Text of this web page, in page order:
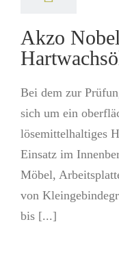
Akzo
Bei dem zur
sich um ein
lösemittelhaltiges
Einsatz im
Möbel,
von
bis [...]